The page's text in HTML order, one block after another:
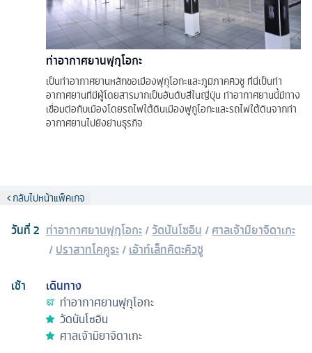
ท่าอากาศยานฟุกุโอกะ
เป็นท่าอากาศยานหลักขอเมืองฟุกุโอกะและภูมิภาคคิวชู ที่นี่เป็นท่า
อากาศยานที่มีผู้โดยสารมากเป็นอันดับสี่ในญี่ปุ่น ท่าอากาศยานนี้มีทาง
เชื่อมต่อกับเมืองโดยรถไฟใต้ดินเมืองฟูกูโอกะและรถไฟใต้ดินจากท่า
อากาศยานไปยังย่านธุรกิจ
กลับไปหน้าแพ็คเกจ
วันที่2 ท่าอากาศยานฟุกุโอกะ/วัดนันโซอิน /ศาลเจ้ามิยาจิดาเกะ
/ปราสาทโคคูระ/เอ้าท์เล็ทคิตะคิวชู
เช้า
เดินทาง
ท่าอากาศยานฟุกุโอกะ
วัดนันโซอิน
ศาลเจ้ามิยาจิดาเกะ